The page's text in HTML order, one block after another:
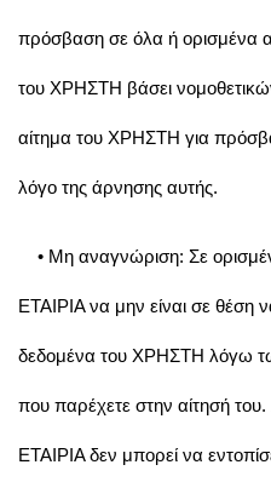
πρόσβαση σε όλα ή ορισμένα
του ΧΡΗΣΤΗ βάσει
αίτημα του ΧΡΗΣΤΗ για
λόγο της άρνησης αυτής.
• Μη αναγνώριση: Σε
ΕΤΑΙΡΙΑ να μην είναι σε θέση
δεδομένα του ΧΡΗΣΤΗ λόγω
που παρέχετε στην αίτησή του.
ΕΤΑΙΡΙΑ δεν μπορεί να